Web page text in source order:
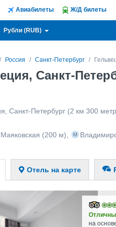
Авиабилеты Ж/Д билеты
Рубли (RUB)
Россия Санкт-Петербург
Санкт-
Санкт-Петербург (2 км 300
Маяковская (200 м)
Отель на карте
на